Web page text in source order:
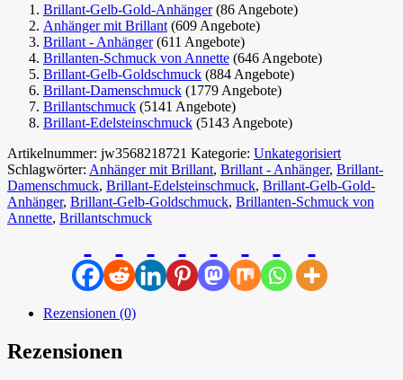
Brillant-Gelb-Gold-Anhänger(86 Angebote)
Anhänger mit Brillant (609 Angebote)
Brillant - Anhänger(611 Angebote)
Brillanten-Schmuck von Annette (646 Angebote)
Brillant-Gelb-Goldschmuck (884 Angebote)
Brillant-Damenschmuck (1779 Angebote)
Brillantschmuck (5141 Angebote)
Brillant-Edelsteinschmuck (5143 Angebote)
Artikelnummer: jw3568218721 Kategorie: Unkategorisiert
Schlagwörter: Anhänger mit Brillant, Brillant - Anhänger, Brillant-
Damenschmuck, Brillant-Edelsteinschmuck, Brillant-Gelb-Gold-
Anhänger, Brillant-Gelb-Goldschmuck, Brillanten-Schmuck von
Annette, Brillantschmuck
Rezensionen (0)
Rezensionen